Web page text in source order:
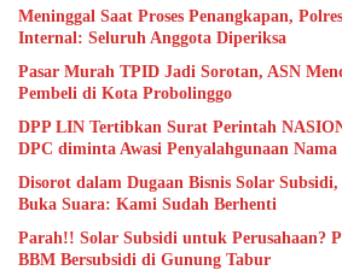
Meninggal Saat Proses Penangkapan,
Internal: Seluruh Anggota Diperiksa
Pasar Murah TPID Jadi Sorotan, ASN
Pembeli di Kota Probolinggo
DPP LIN Tertibkan Surat Perintah
DPC diminta Awasi Penyalahgunaan Nama
Disorot dalam Dugaan Bisnis Solar
Buka Suara: Kami Sudah Berhenti
Parah!! Solar Subsidi untuk Perusahaan?
BBM Bersubsidi di Gunung Tabur